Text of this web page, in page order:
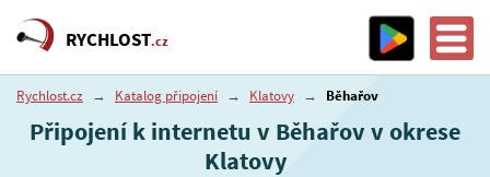
RYCHLOST.cz
Rychlost.cz → Katalog připojení → Klatovy → Běhařov
Připojení k internetu v Běhařov v okrese
Klatovy